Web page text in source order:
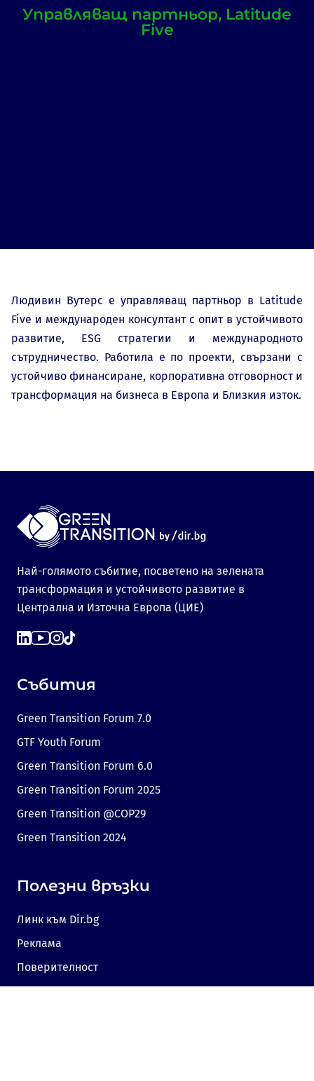
Управляващ партньор, Latitude
Five
Людивин Вутерс е управляващ партньор в Latitude
Five и международен консултант с опит в устойчивото
развитие, ESG стратегии и международното
сътрудничество. Работила е по проекти, свързани с
устойчиво финансиране, корпоративна отговорност и
трансформация на бизнеса в Европа и Близкия изток.
Най-голямото събитие, посветено на зелената
трансформация и устойчивото развитие в
Централна и Източна Европа (ЦИЕ)
Събития
Green Transition Forum 7.0
GTF Youth Forum
Green Transition Forum 6.0
Green Transition Forum 2025
Green Transition @COP29
Green Transition 2024
Полезни връзки
Линк към Dir.bg
Реклама
Поверителност
Бисквитки